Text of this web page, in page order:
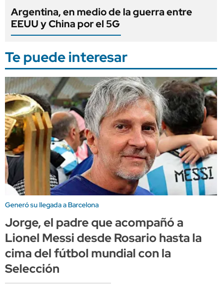
Argentina, en medio de la guerra entre
EEUU y China por el 5G
Te puede interesar
Generó su llegada a Barcelona
Jorge, el padre que acompañó a
Lionel Messi desde Rosario hasta la
cima del fútbol mundial con la
Selección